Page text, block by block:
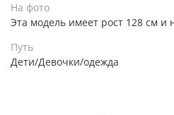
На фото
Эта модель имеет рост 128 см и
Путь
Дети/Девочки/одежда